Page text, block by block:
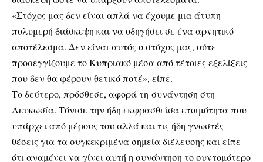
«Στόχος μας δεν είναι απλά να έχουμε μια άτυπη
πολυμερή διάσκεψη και να οδηγήσει σε ένα αρνητικό
αποτέλεσμα. Δεν είναι αυτός ο στόχος μας, ούτε
προσεγγίζουμε το Κυπριακό μέσα από τέτοιες εξελίξεις
που δεν θα φέρουν θετικό ποτέ», είπε.
Το δεύτερο, πρόσθεσε, αφορά τη συνάντηση στη
Λευκωσία. Τόνισε την ήδη εκφρασθείσα ετοιμότητα που
υπάρχει από μέρους του αλλά και τις ήδη γνωστές
θέσεις για τα συγκεκριμένα σημεία διέλευσης και είπε
ότι αναμένει να γίνει αυτή η συνάντηση το συντομότερο